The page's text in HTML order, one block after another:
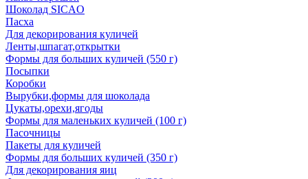
Шоколад SICAO
Пасха
Для декорирования куличей
Ленты,шпагат,открытки
Формы для больших куличей (550 г)
Посыпки
Коробки
Вырубки,формы для шоколада
Цукаты,орехи,ягоды
Формы для маленьких куличей (100 г)
Пасочницы
Пакеты для куличей
Формы для больших куличей (350 г)
Для декорирования яиц